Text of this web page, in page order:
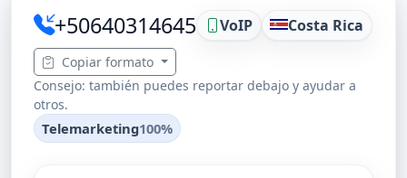
+50640314645 VoIP Costa Rica
Copiar formato
Consejo: también puedes reportar debajo y ayudar a
otros.
Telemarketing100%